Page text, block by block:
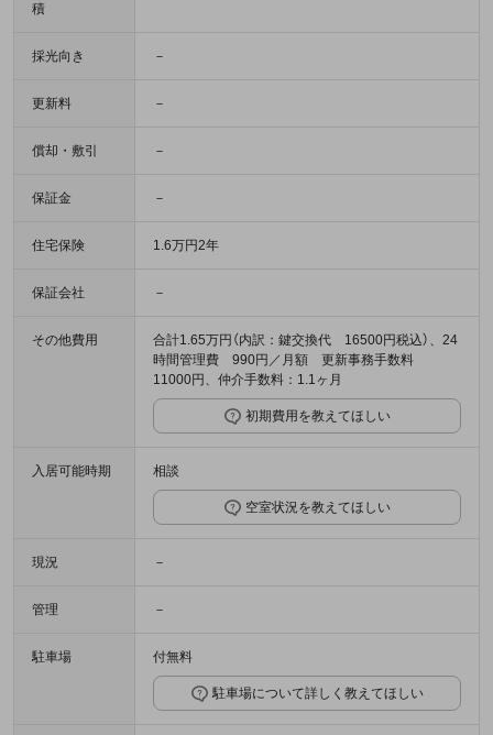
積
採光向き －
更新料 －
償却・敷引 －
保証金 －
住宅保険 1.6万円2年
保証会社 －
その他費用
合計1.65万円（内訳：鍵交換代 16500円税込）、24
時間管理費 990円／月額 更新事務手数料
11000円、仲介手数料：1.1ヶ月
初期費用を教えてほしい
入居可能時期 相談
空室状況を教えてほしい
現況 －
管理 －
駐車場 付無料
駐車場について詳しく教えてほしい